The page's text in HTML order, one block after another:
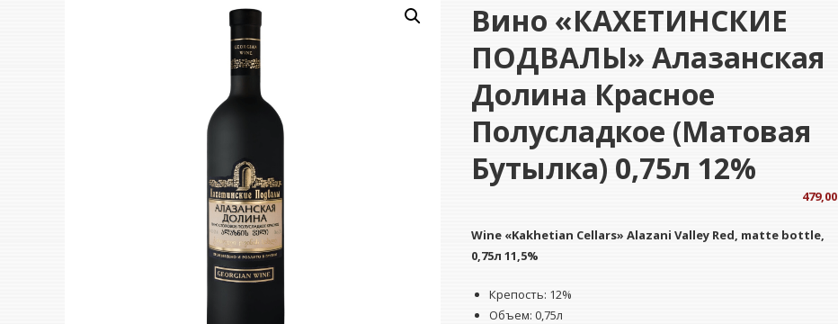
Вино «КАХЕТИНСКИЕ
ПОДВАЛЫ» Алазанская
Долина Красное
Полусладкое (матовая
Бутылка) 0,75л 12%
479,00
Wine «Kakhetian Cellars» Alazani Valley Red, matte bottle,
0,75л 11,5%
Крепость: 12%
Объем: 0,75л